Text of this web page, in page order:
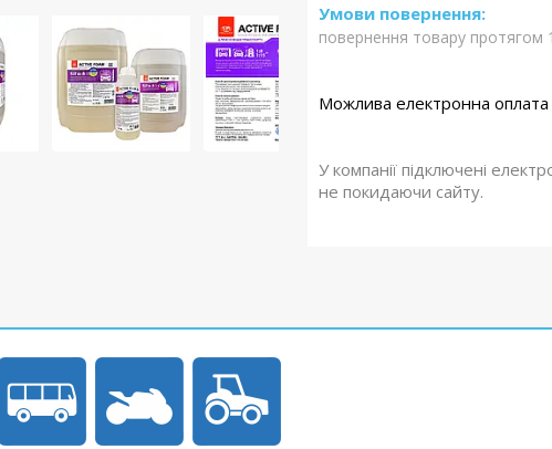
повернення товару протягом
У компанії підключені
не покидаючи сайту.